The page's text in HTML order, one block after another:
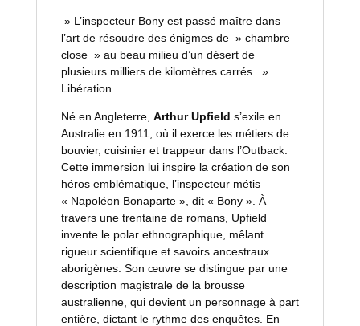
» L’inspecteur Bony est passé maître dans
l’art de résoudre des énigmes de » chambre
close » au beau milieu d’un désert de
plusieurs milliers de kilomètres carrés. »
Libération
Né en Angleterre, Arthur Upfield s’exile en
Australie en 1911, où il exerce les métiers de
bouvier, cuisinier et trappeur dans l’Outback.
Cette immersion lui inspire la création de son
héros emblématique, l’inspecteur métis
« Napoléon Bonaparte », dit « Bony ». À
travers une trentaine de romans, Upfield
invente le polar ethnographique, mêlant
rigueur scientifique et savoirs ancestraux
aborigènes. Son œuvre se distingue par une
description magistrale de la brousse
australienne, qui devient un personnage à part
entière, dictant le rythme des enquêtes. En